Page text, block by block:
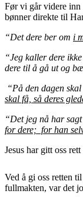
Før vi går videre inn
bønner direkte til
“Det dere ber om i
“Jeg kaller dere
dere til å gå ut og
“På den dagen
skal få, så deres
“Det jeg nå har
for dere; for han
Jesus har gitt oss
Ved å gi oss retten
fullmakten, var det